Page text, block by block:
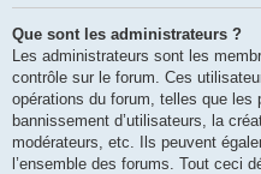
Que sont les administrateurs ?
Les administrateurs sont les
contrôle sur le forum. Ces
opérations du forum, telles que les
bannissement d’utilisateurs, la
modérateurs, etc. Ils peuvent
l’ensemble des forums. Tout ceci